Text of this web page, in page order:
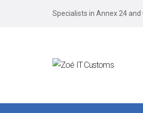
Specialists in Annex 24